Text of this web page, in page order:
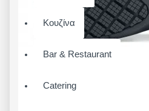
Κουζίνα
Bar & Restaurant
Catering